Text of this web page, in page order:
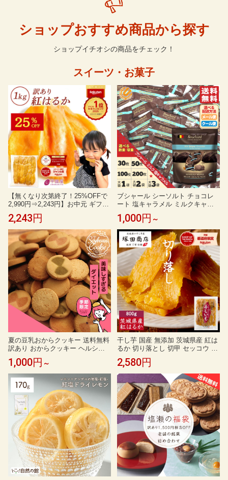
ショップおすすめ商品から探す
ショップイチオシの商品をチェック！
スイーツ・お菓子
【無くなり次第終了！25%OFFで
2,990円⇒2,243円】お中元 ギフト
干し芋 茨城県産 紅はるか 訳あり
1kg 食べ物 和菓子 おやつ 送料無
料 国産 無添加 切り落とし さつま
いも スイーツ ダイエット お菓子
和スイーツ お祝い N1
2,243円
ブシャール シーソルト チョコレ
ート 塩キャラメル ミルクキャラ
メル ベルギー 個包装 大容量 選べ
る 30枚 50枚 100枚 200枚 1袋 2袋
3袋 BOUCHARD 訳あり メール便
コストコ 通販 送料無料
1,000円 ～
夏の豆乳おからクッキー 送料無料
訳あり おからクッキー ヘルシー
スイーツ ダイエット 大容量 季
節限定 焼き菓子 ビーラボ B.LAB
O 蒲屋忠兵衛商店
1,000円 ～
干し芋 国産 無添加 茨城県産 紅は
るか 切り落とし 切甲 セッコウ 訳
あり 800g 【送料無料】 大容量 ギ
フト 塚田商店 【土日祝出荷】 干
しいも ほしいも さつまいも 和菓
子 スイーツ おやつ
2,580円